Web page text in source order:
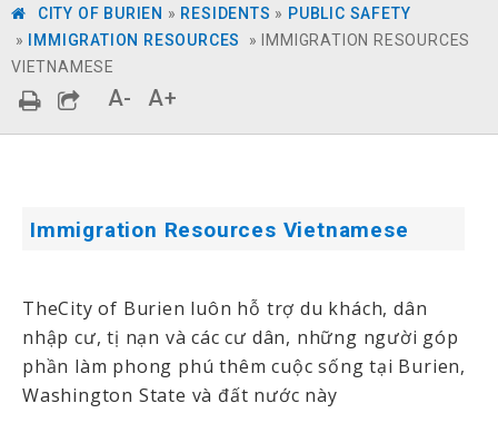
CITY OF BURIEN » RESIDENTS » PUBLIC SAFETY
»
IMMIGRATION RESOURCES »
IMMIGRATION RESOURCES
VIETNAMESE
A- A+
Immigration Resources Vietnamese
TheCity of Burien luôn hỗ trợ du khách, dân
nhập cư, tị nạn và các cư dân, những người góp
phần làm phong phú thêm cuộc sống tại Burien,
Washington State và đất nước này